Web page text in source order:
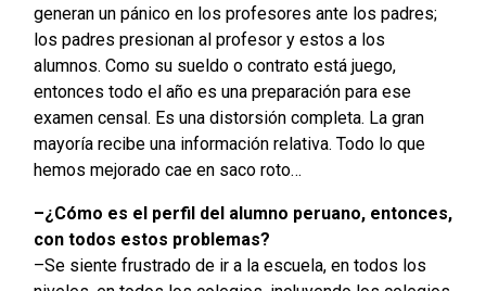
generan un pánico en los profesores ante los padres;
los padres presionan al profesor y estos a los
alumnos. Como su sueldo o contrato está juego,
entonces todo el año es una preparación para ese
examen censal. Es una distorsión completa. La gran
mayoría recibe una información relativa. Todo lo que
hemos mejorado cae en saco roto…
–¿Cómo es el perfil del alumno peruano, entonces,
con todos estos problemas?
–Se siente frustrado de ir a la escuela, en todos los